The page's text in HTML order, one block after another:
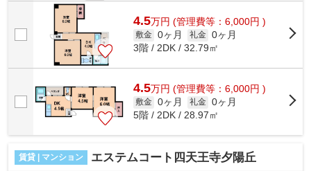
4.5万円 (管理費等：6,000円 )
敷金 0ヶ月 礼金 0ヶ月
3階 / 2DK / 32.79㎡
4.5万円 (管理費等：6,000円 )
敷金 0ヶ月 礼金 0ヶ月
5階 / 2DK / 28.97㎡
賃貸 | マンション エステムコート四天王寺夕陽丘